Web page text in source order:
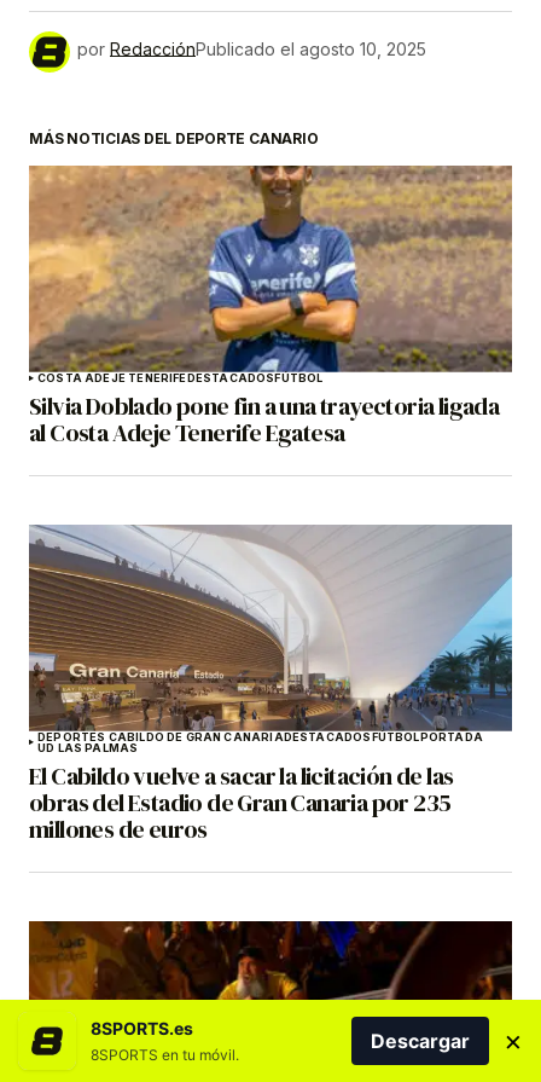
por RedacciónPublicado el agosto 10, 2025
MÁS NOTICIAS DEL DEPORTE CANARIO
COSTA ADEJE TENERIFEDESTACADOSFÚTBOL
Silvia Doblado pone fin a una trayectoria ligada
al Costa Adeje Tenerife Egatesa
DEPORTES CABILDO DE GRAN CANARIADESTACADOSFÚTBOLPORTADA
UD LAS PALMAS
El Cabildo vuelve a sacar la licitación de las
obras del Estadio de Gran Canaria por 235
millones de euros
8SPORTS.es
8SPORTS en tu móvil.
Descargar ×